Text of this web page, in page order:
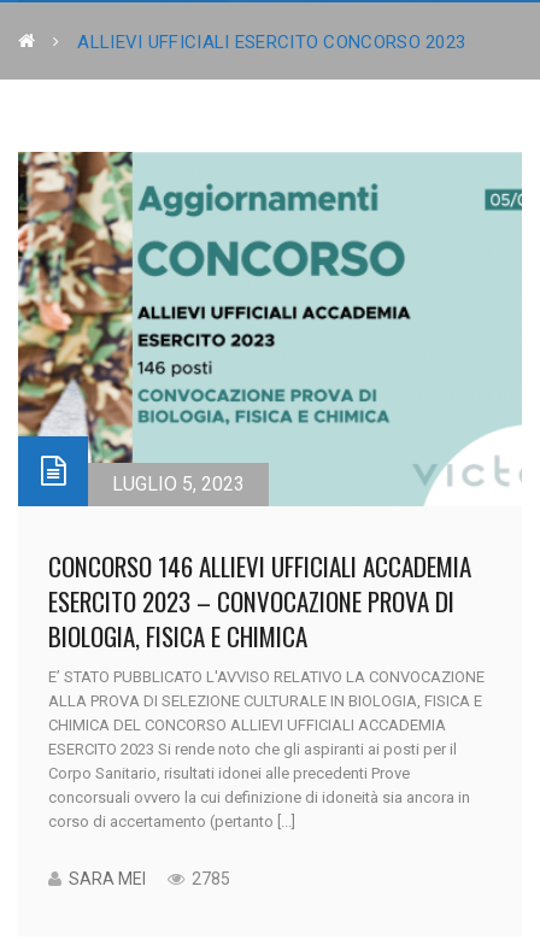
ALLIEVI UFFICIALI ESERCITO CONCORSO 2023
LUGLIO 5, 2023
CONCORSO 146 ALLIEVI UFFICIALI ACCADEMIA
ESERCITO 2023 – CONVOCAZIONE PROVA DI
BIOLOGIA, FISICA E CHIMICA
E’ STATO PUBBLICATO L'AVVISO RELATIVO LA CONVOCAZIONE
ALLA PROVA DI SELEZIONE CULTURALE IN BIOLOGIA, FISICA E
CHIMICA DEL CONCORSO ALLIEVI UFFICIALI ACCADEMIA
ESERCITO 2023 Si rende noto che gli aspiranti ai posti per il
Corpo Sanitario, risultati idonei alle precedenti Prove
concorsuali ovvero la cui definizione di idoneità sia ancora in
corso di accertamento (pertanto [...]
SARA MEI 2785